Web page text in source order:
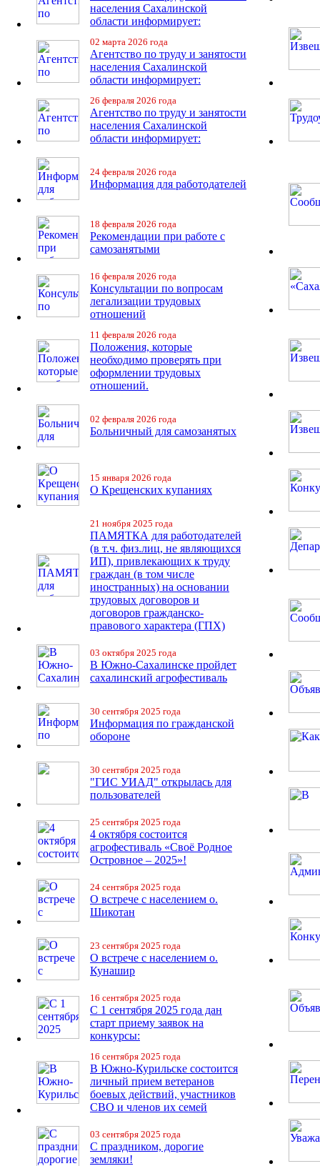
населения Сахалинской
области информирует:
02 марта 2026 года
Агентство по труду и занятости
населения Сахалинской
области информирует:
26 февраля 2026 года
Агентство по труду и занятости
населения Сахалинской
области информирует:
24 февраля 2026 года
Информация для работодателей
18 февраля 2026 года
Рекомендации при работе с
самозанятыми
16 февраля 2026 года
Консультации по вопросам
легализации трудовых
отношений
11 февраля 2026 года
Положения, которые
необходимо проверять при
оформлении трудовых
отношений.
02 февраля 2026 года
Больничный для самозанятых
15 января 2026 года
О Крещенских купаниях
21 ноября 2025 года
ПАМЯТКА для работодателей
(в т.ч. физ.лиц, не являющихся
ИП), привлекающих к труду
граждан (в том числе
иностранных) на основании
трудовых договоров и
договоров гражданско-
правового характера (ГПХ)
03 октября 2025 года
В Южно-Сахалинске пройдет
сахалинский агрофестиваль
30 сентября 2025 года
Информация по гражданской
обороне
30 сентября 2025 года
"ГИС УИАД" открылась для
пользователей
25 сентября 2025 года
4 октября состоится
агрофестиваль «Своё Родное
Островное – 2025»!
24 сентября 2025 года
О встрече с населением о.
Шикотан
23 сентября 2025 года
О встрече с населением о.
Кунашир
16 сентября 2025 года
С 1 сентября 2025 года дан
старт приему заявок на
конкурсы:
16 сентября 2025 года
В Южно-Курильске состоится
личный прием ветеранов
боевых действий, участников
СВО и членов их семей
03 сентября 2025 года
С праздником, дорогие
земляки!